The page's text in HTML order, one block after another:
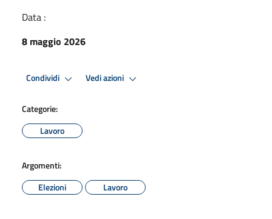
Data :
8 maggio 2026
Condividi Vedi azioni
Categorie:
Lavoro
Argomenti:
Elezioni
Lavoro